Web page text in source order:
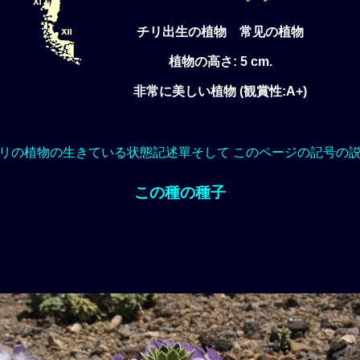
チリ出生の植物 常见の植物
植物の高さ: 5 cm.
非常に美しい植物 (観賞性:A+)
の植物の生きている状態記述單そして このページの記号の
この種の種子